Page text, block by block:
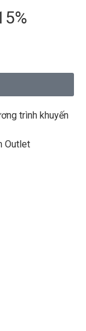
trình khuyến
Outlet